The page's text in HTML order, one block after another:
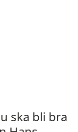
ska bli bra